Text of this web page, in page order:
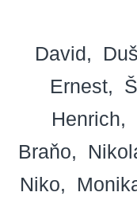
David
Ernest
Henrich
Braňo
Niko